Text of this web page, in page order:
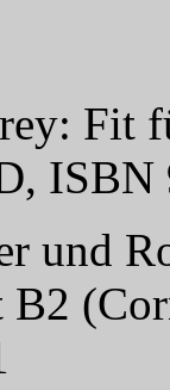
Fit
ISBN
und